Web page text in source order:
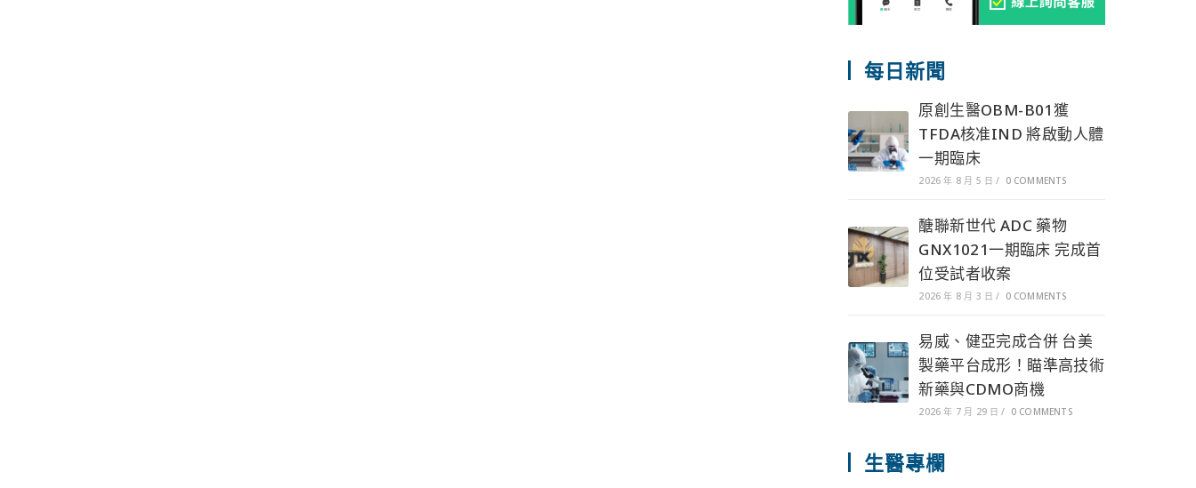
每日新聞
原創生醫OBM-B01獲
TFDA核准IND 將啟動人體
一期臨床
2026 年 8 月 5 日 / 0 COMMENTS
醣聯新世代 ADC 藥物
GNX1021一期臨床 完成首
位受試者收案
2026 年 8 月 3 日 / 0 COMMENTS
易威、健亞完成合併 台美
製藥平台成形！瞄準高技術
新藥與CDMO商機
2026 年 7 月 29 日 / 0 COMMENTS
生醫專欄